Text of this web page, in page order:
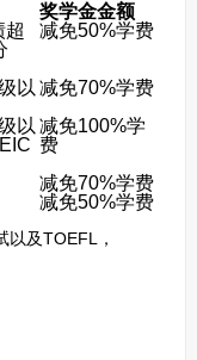
奖学金金额
超
减免50%学费
以 减免70%学费
以 减免100%学
费
减免70%学费
减免50%学费
及TOEFL，